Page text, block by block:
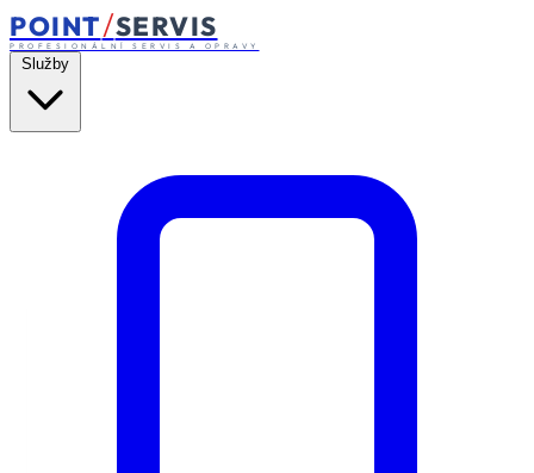
POINT/SERVIS
PROFESIONÁLNÍ SERVIS A OPRAVY
Služby